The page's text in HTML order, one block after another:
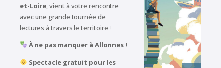
et-Loire, vient à votre rencontre
avec une grande tournée de
lectures à travers le territoire !
À ne pas manquer à Allonnes !
Spectacle gratuit pour les